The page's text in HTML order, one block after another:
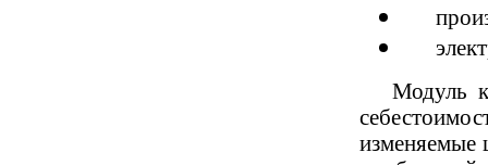
Модуль
изменяемые